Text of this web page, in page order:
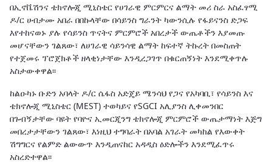
በኢኖቬሽንና ቴክኖሎጂ ሚኒስቴር የሀገራዊ ምርምርና ልማት መሪ ስራ አስፈፃሚ
ዶ/ር ሀብታሙ አበራ በበኩላቸው በሳይንስ ግራንት ካውንሲሉ የፋይናንስ ድጋፍ
እየተከናወኑ ያሉ የሳይንስ ጥናትና ምርምሮች አበረታች ውጤቶችን እያመጡ
መሆናቸውን ገልጸው፣ ለሀገራዊ ሳይንሳዊ ልማት ከፍተኛ ትኩረት በመስጠት
የተጀመሩ ፕሮጀክቶች ዘላቂነታቸው እንዲረጋገጥ በቁርጠኝነት እንደሚቀጥሉ
አስታውቀዋል፡፡
ከልዑካኑ ቡድን አባላት ዶ/ር ሴፋስ አድጄይ ሜንሳህ የጋና የአካባቢ፣ የሳይንስ እና
ቴክኖሎጂ ሚኒስቴር (MEST) ተወካይና የSGCI አሊያንስ ሊቀመንበር
በጉብኝታቸው ባዩት የባዮና ኢመርጂንግ ቴክኖሎጂ ምርምሮች ውጤታማነት እጅግ
መበረታታቸውን ገልጸው፣ እነዚህ ተግባራት በአባል አገራት መካከል የእውቀት
ሽግግርና የልምድ ልውውጥ እንዲጠናከር አዳዲስ ዕድሎችን እንደሚፈጥሩ
አስረድተዋል፡፡